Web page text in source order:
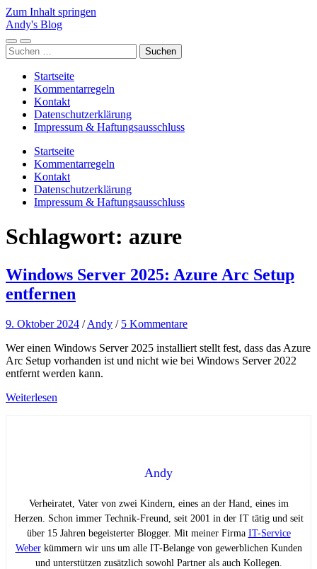
Zum Inhalt springen
Andy's Blog
Mobile-
Menü
Suchfeld
ein-/ausblenden
Suchen
nach:
Startseite
Kommentarregeln
Kontakt
Datenschutzerklärung
Impressum & Haftungsausschluss
Startseite
Kommentarregeln
Kontakt
Datenschutzerklärung
Impressum & Haftungsausschluss
Schlagwort: azure
Windows Server 2025: Azure Arc Setup
entfernen
9. Oktober 2024 /Andy / 5 Kommentare
Wer einen Windows Server 2025 installiert stellt fest, dass das Azure
Arc Setup vorhanden ist und nicht wie bei Windows Server 2022
entfernt werden kann.
Weiterlesen
Andy
Verheiratet, Vater von zwei Kindern, eines an der Hand, eines im
Herzen. Schon immer Technik-Freund, seit 2001 in der IT tätig und seit
über 15 Jahren begeisterter Blogger. Mit meiner Firma IT-Service
Weberkümmern wir uns um alle IT-Belange von gewerblichen Kunden
und unterstützen zusätzlich sowohl Partner als auch Kollegen.